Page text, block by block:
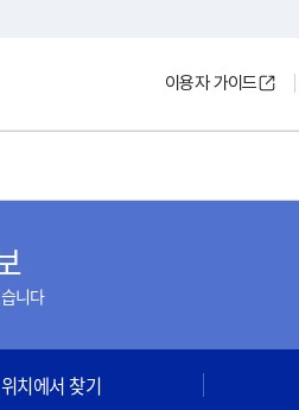
이용자 가이드
니다
치에서 찾기